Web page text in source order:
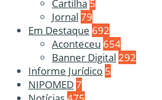
Cartilha 5
Jornal 79
Em Destaque 692
Aconteceu 654
Banner Digital 292
Informe Jurídico 5
NIPOMED7